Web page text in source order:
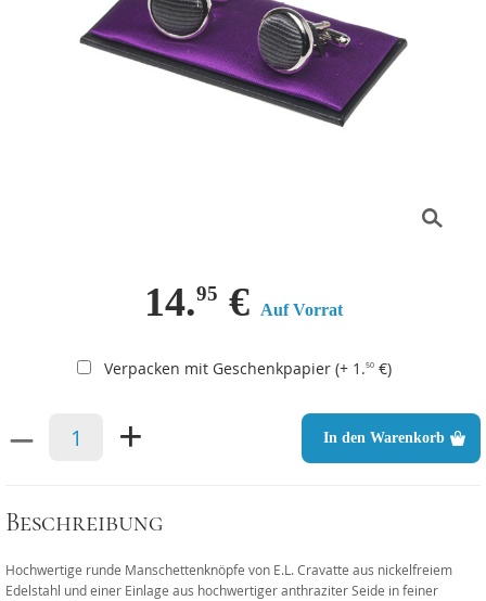
14.95 € Auf Vorrat
Verpacken mit Geschenkpapier (+ 1.50 €)
– + In den Warenkorb
Beschreibung
Hochwertige runde Manschettenknöpfe von E.L. Cravatte aus nickelfreiem
Edelstahl und einer Einlage aus hochwertiger anthraziter Seide in feiner